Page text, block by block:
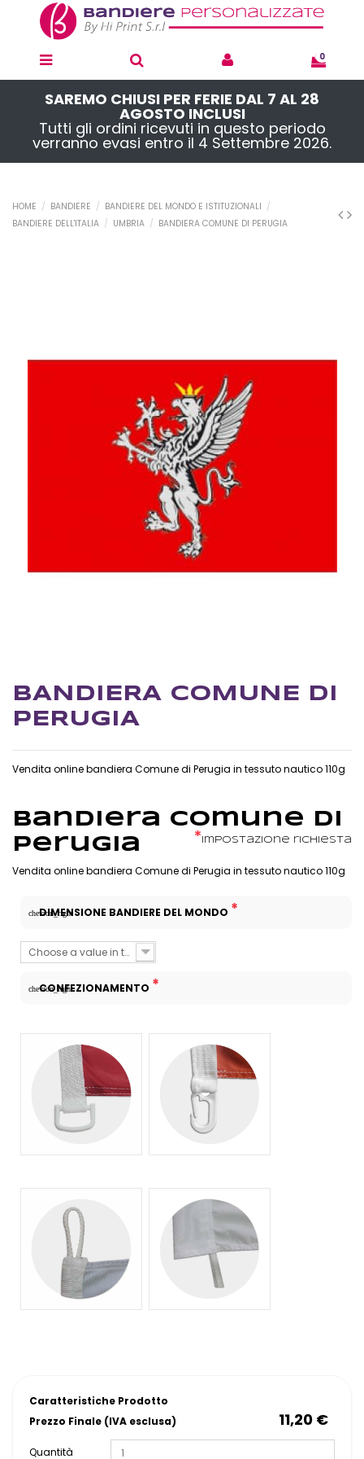
0
SAREMO CHIUSI PER FERIE DAL 7 AL 28
AGOSTO INCLUSI
Tutti gli ordini ricevuti in questo periodo
verranno evasi entro il 4 Settembre 2026.
HOME BANDIERE
BANDIERE DEL MONDO E ISTITUZIONALI
BANDIERE DELL'ITALIA
UMBRIA BANDIERA COMUNE DI PERUGIA
BANDIERA COMUNE DI
PERUGIA
Vendita online bandiera Comune di Perugia in tessuto nautico 110g
Bandiera Comune di
Perugia
* Impostazione richiesta
Vendita online bandiera Comune di Perugia in tessuto nautico 110g
chevron_right
DIMENSIONE BANDIERE DEL MONDO *
Choose a value in the list
chevron_right
CONFEZIONAMENTO *
Caratteristiche Prodotto
Prezzo Finale (IVA esclusa)
11,20 €
Quantità